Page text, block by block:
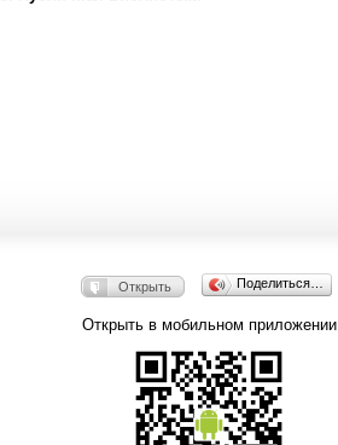
Открыть Поделиться…
Открыть в мобильном приложении